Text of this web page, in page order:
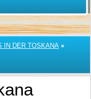
IN DER TOSKANA »